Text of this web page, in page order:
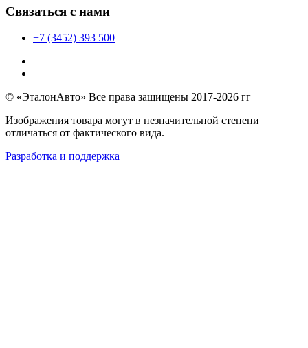
Связаться с нами
+7 (3452) 393 500
© «ЭталонАвто» Все права защищены 2017-2026 гг
Изображения товара могут в незначительной степени
отличаться от фактического вида.
Разработка и поддержка